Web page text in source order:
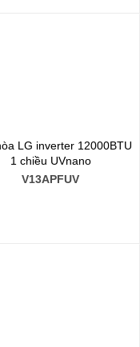
LG inverter 12000BTU
1 chiều UVnano
V13APFUV